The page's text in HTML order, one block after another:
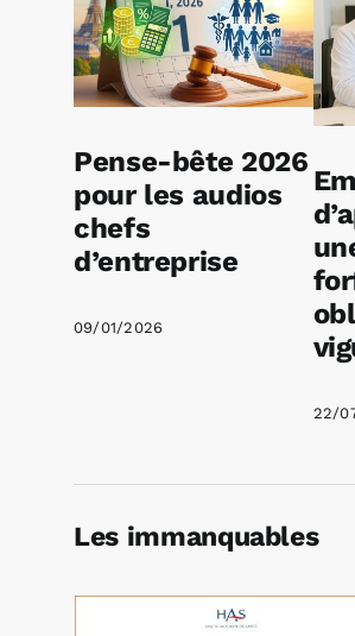
Pense-bête 2026
pour les audios
chefs
d’entreprise
09/01/2026
22/
Les immanquables